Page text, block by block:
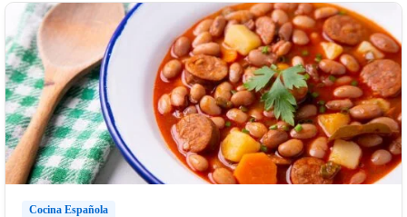
Cocina Española